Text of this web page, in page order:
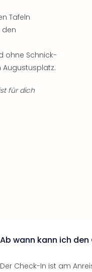
Tafeln
den
ohne Schnick-
für dich
Ab wann kann ich
Der Check-In ist am